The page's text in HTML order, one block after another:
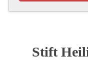
Stift